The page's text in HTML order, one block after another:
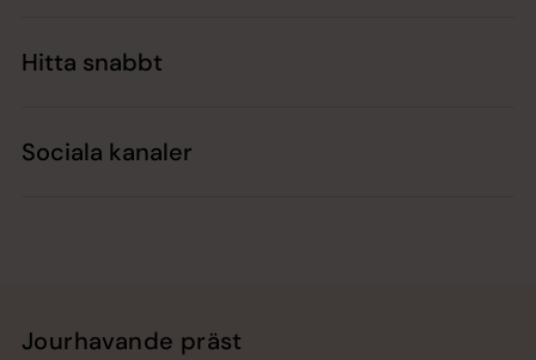
Hitta snabbt
Sociala kanaler
Jourhavande präst